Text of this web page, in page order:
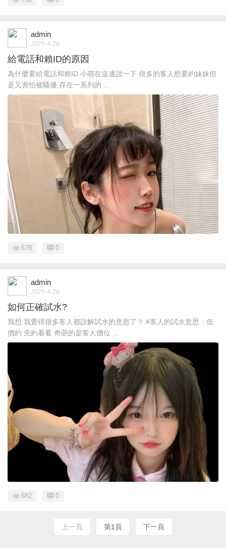
admin
2025-4-28
給電話和賴ID的原因
為什麼要給電話和賴ID 小萌在這邊說一下 很多的客人想要約妹妹但
是又害怕被騷擾 存在一系列的 ...
678 0
admin
2025-4-28
如何正確試水?
我想 我覺得很多客人都誤解試水的意思了？ #客人的試水意思：低
價約 先約看看 奇葩的是客人價位 ...
682 0
上一頁 第1頁 下一頁